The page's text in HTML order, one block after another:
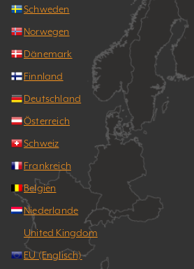
Schweden
Norwegen
Dänemark
Finnland
Deutschland
Österreich
Schweiz
Frankreich
Belgien
Niederlande
United Kingdom
EU (Englisch)